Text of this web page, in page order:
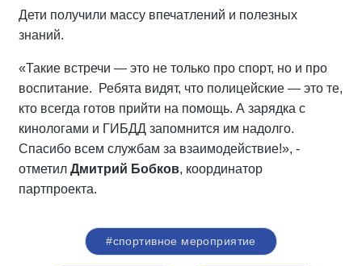
Дети получили массу впечатлений и полезных
знаний.
«Такие встречи — это не только про спорт, но и про
воспитание. Ребята видят, что полицейские — это те,
кто всегда готов прийти на помощь. А зарядка с
кинологами и ГИБДД запомнится им надолго.
Спасибо всем службам за взаимодействие!», -
отметил Дмитрий Бобков, координатор
партпроекта.
#спортивное мероприятие